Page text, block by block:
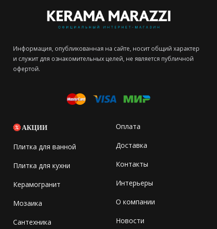
Информация, опубликованная на сайте, носит общий характер
и служит для ознакомительных целей, не является публичной
офертой.
АКЦИИ
Плитка для ванной
Плитка для кухни
Керамогранит
Мозаика
Сантехника
Оплата
Доставка
Контакты
Интерьеры
О компании
Новости